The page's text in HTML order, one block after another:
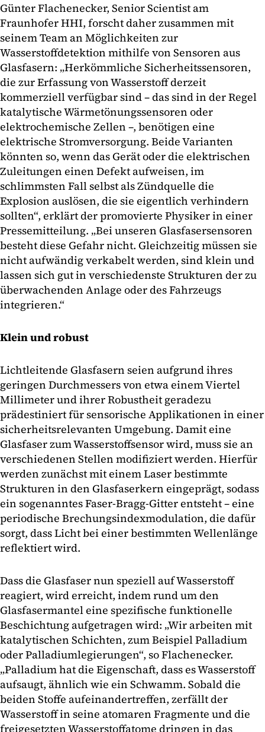
Günter Flachenecker, Senior Scientist am
Fraunhofer HHI, forscht daher zusammen mit
seinem Team an Möglichkeiten zur
Wasserstoffdetektion mithilfe von Sensoren aus
Glasfasern: „Herkömmliche Sicherheitssensoren,
die zur Erfassung von Wasserstoff derzeit
kommerziell verfügbar sind – das sind in der Regel
katalytische Wärmetönungssensoren oder
elektrochemische Zellen –, benötigen eine
elektrische Stromversorgung. Beide Varianten
könnten so, wenn das Gerät oder die elektrischen
Zuleitungen einen Defekt aufweisen, im
schlimmsten Fall selbst als Zündquelle die
Explosion auslösen, die sie eigentlich verhindern
sollten“, erklärt der promovierte Physiker in einer
Pressemitteilung. „Bei unseren Glasfasersensoren
besteht diese Gefahr nicht. Gleichzeitig müssen sie
nicht aufwändig verkabelt werden, sind klein und
lassen sich gut in verschiedenste Strukturen der zu
überwachenden Anlage oder des Fahrzeugs
integrieren.“
Klein und robust
Lichtleitende Glasfasern seien aufgrund ihres
geringen Durchmessers von etwa einem Viertel
Millimeter und ihrer Robustheit geradezu
prädestiniert für sensorische Applikationen in einer
sicherheitsrelevanten Umgebung. Damit eine
Glasfaser zum Wasserstoffsensor wird, muss sie an
verschiedenen Stellen modifiziert werden. Hierfür
werden zunächst mit einem Laser bestimmte
Strukturen in den Glasfaserkern eingeprägt, sodass
ein sogenanntes Faser-Bragg-Gitter entsteht – eine
periodische Brechungsindexmodulation, die dafür
sorgt, dass Licht bei einer bestimmten Wellenlänge
reflektiert wird.
Dass die Glasfaser nun speziell auf Wasserstoff
reagiert, wird erreicht, indem rund um den
Glasfasermantel eine spezifische funktionelle
Beschichtung aufgetragen wird: „Wir arbeiten mit
katalytischen Schichten, zum Beispiel Palladium
oder Palladiumlegierungen“, so Flachenecker.
„Palladium hat die Eigenschaft, dass es Wasserstoff
aufsaugt, ähnlich wie ein Schwamm. Sobald die
beiden Stoffe aufeinandertreffen, zerfällt der
Wasserstoff in seine atomaren Fragmente und die
freigesetzten Wasserstoffatome dringen in das